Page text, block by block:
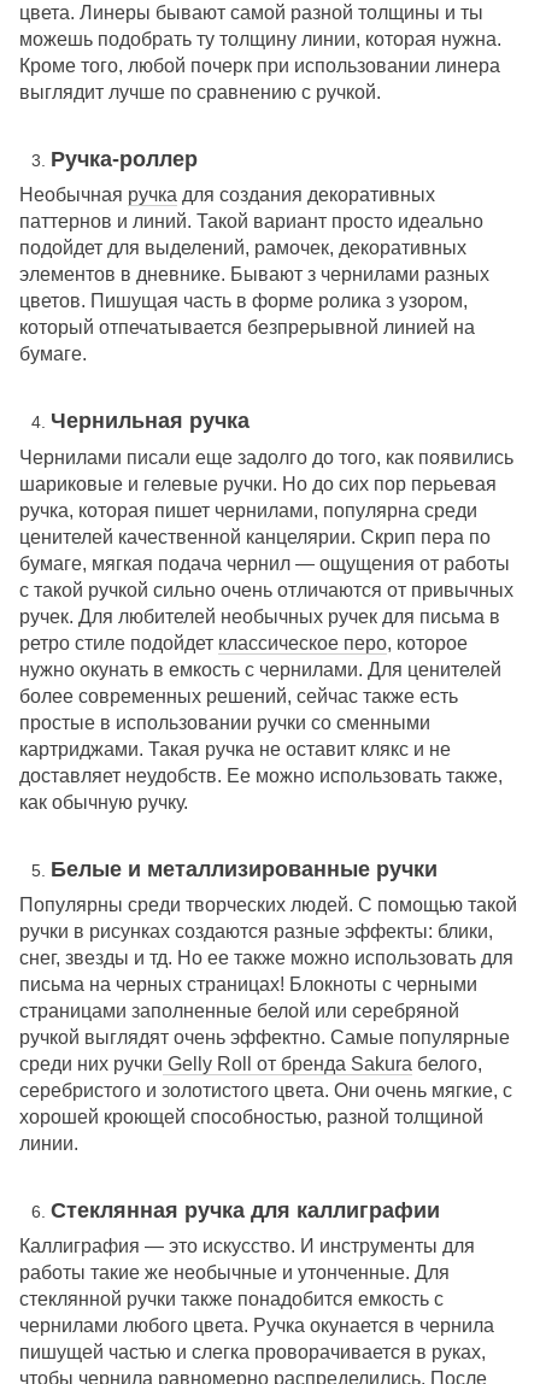
цвета. Линеры бывают самой разной толщины и ты
можешь подобрать ту толщину линии, которая нужна.
Кроме того, любой почерк при использовании линера
выглядит лучше по сравнению с ручкой.
Ручка-роллер
Необычная ручка для создания декоративных
паттернов и линий. Такой вариант просто идеально
подойдет для выделений, рамочек, декоративных
элементов в дневнике. Бывают з чернилами разных
цветов. Пишущая часть в форме ролика з узором,
который отпечатывается безпрерывной линией на
бумаге.
Чернильная ручка
Чернилами писали еще задолго до того, как появились
шариковые и гелевые ручки. Но до сих пор перьевая
ручка, которая пишет чернилами, популярна среди
ценителей качественной канцелярии. Скрип пера по
бумаге, мягкая подача чернил — ощущения от работы
с такой ручкой сильно очень отличаются от привычных
ручек. Для любителей необычных ручек для письма в
ретро стиле подойдет классическое перо, которое
нужно окунать в емкость с чернилами. Для ценителей
более современных решений, сейчас также есть
простые в использовании ручки со сменными
картриджами. Такая ручка не оставит клякс и не
доставляет неудобств. Ее можно использовать также,
как обычную ручку.
Белые и металлизированные ручки
Популярны среди творческих людей. С помощью такой
ручки в рисунках создаются разные эффекты: блики,
снег, звезды и тд. Но ее также можно использовать для
письма на черных страницах! Блокноты с черными
страницами заполненные белой или серебряной
ручкой выглядят очень эффектно. Самые популярные
среди них ручки Gelly Roll от бренда Sakura белого,
серебристого и золотистого цвета. Они очень мягкие, с
хорошей кроющей способностью, разной толщиной
линии.
Стеклянная ручка для каллиграфии
Каллиграфия — это искусство. И инструменты для
работы такие же необычные и утонченные. Для
стеклянной ручки также понадобится емкость с
чернилами любого цвета. Ручка окунается в чернила
пишущей частью и слегка проворачивается в руках,
чтобы чернила равномерно распределились. После